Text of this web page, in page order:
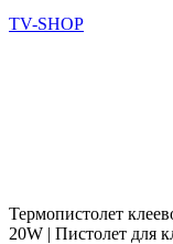
TV-SHOP
Термопистолет
20W | Пистолет для